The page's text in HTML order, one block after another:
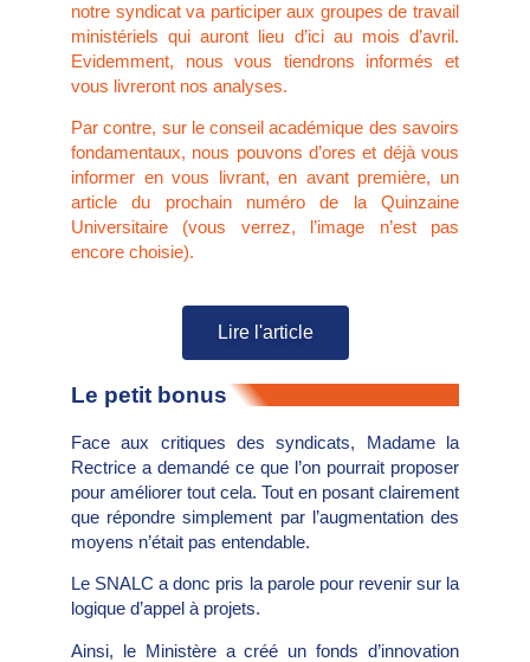
notre syndicat va participer aux groupes de travail
ministériels qui auront lieu d’ici au mois d’avril.
Evidemment, nous vous tiendrons informés et
vous livreront nos analyses.
Par contre, sur le conseil académique des savoirs
fondamentaux, nous pouvons d’ores et déjà vous
informer en vous livrant, en avant première, un
article du prochain numéro de la Quinzaine
Universitaire (vous verrez, l’image n’est pas
encore choisie).
Lire l'article
Le petit bonus
Face aux critiques des syndicats, Madame la
Rectrice a demandé ce que l’on pourrait proposer
pour améliorer tout cela. Tout en posant clairement
que répondre simplement par l’augmentation des
moyens n’était pas entendable.
Le SNALC a donc pris la parole pour revenir sur la
logique d’appel à projets.
Ainsi, le Ministère a créé un fonds d’innovation